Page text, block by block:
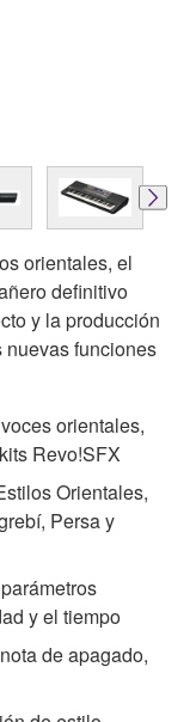
orientales, el
definitivo
y la producción
funciones
orientales,
Revo!SFX
Orientales,
Persa y
y el tiempo
de apagado,